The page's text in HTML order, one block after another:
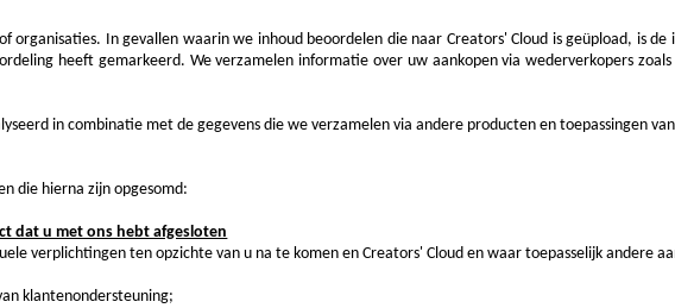
organisaties. In gevallen waarin we inhoud beoordelen die naar Creators' Cloud is geüpload, is
heeft gemarkeerd. We verzamelen informatie over uw aankopen via wederverkopers
in combinatie met de gegevens die we verzamelen via andere producten en toepassingen
die hierna zijn opgesomd:
dat u met ons hebt afgesloten
verplichtingen ten opzichte van u na te komen en Creators' Cloud en waar toepasselijk andere
klantenondersteuning;